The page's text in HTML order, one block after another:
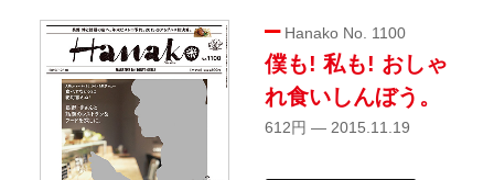
Hanako No. 1100
僕も! 私も! おしゃ
れ食いしんぼう。
612円 — 2015.11.19